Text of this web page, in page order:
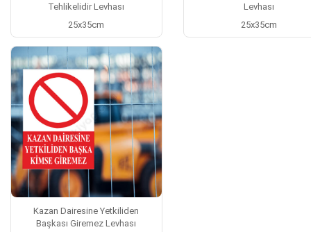
Tehlikelidir Levhası
25x35cm
Levhası
25x35cm
Kazan Dairesine Yetkiliden
Başkası Giremez Levhası